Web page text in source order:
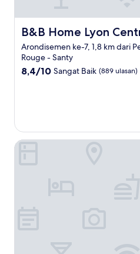
B&B Home Lyon
B&B Home Lyon Centre
Arondisemen ke-7, 1,8 km dari
Rouge - Santy
8.4
ulasan)
8,4/10 Sangat Baik (889 ulasan)
Residhome Lyon Gerland